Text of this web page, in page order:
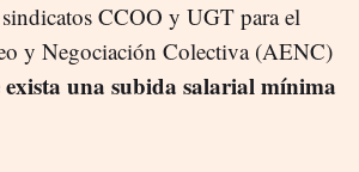
CCOO y UGT para el
y Negociación Colectiva (AENC)
una subida salarial mínima